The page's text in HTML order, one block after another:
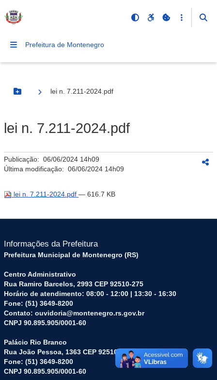
Prefeitura de Montenegro
Botão Menu
lei n. 7.211-2024.pdf
lei n. 7.211-2024.pdf
Publicação: 06/06/2024 14h09
Última modificação: 06/06/2024 14h09
lei n. 7.211-2024.pdf — 616.7 KB
Informações da Prefeitura
Prefeitura Municipal de Montenegro (RS)
Centro Administrativo
Rua Ramiro Barcelos, 2993 CEP 92510-275
Horário de atendimento: 08:00 - 12:00 | 13:30 - 16:30
Fone: (51) 3649-8200
Contato: ouvidoria@montenegro.rs.gov.br
CNPJ 90.895.905/0001-60
Palácio Rio Branco
Rua João Pessoa, 1363 CEP 92510-045
Fone: (51) 3649-8200
CNPJ 90.895.905/0001-60